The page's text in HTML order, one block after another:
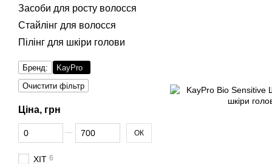
Засоби для росту волосся
Стайлінг для волосся
Пілінг для шкіри голови
Бренд:
KayPro
Очистити фільтр
Ціна, грн
Від Ціна, грн
До Ціна, грн ОК
ХІТ 6